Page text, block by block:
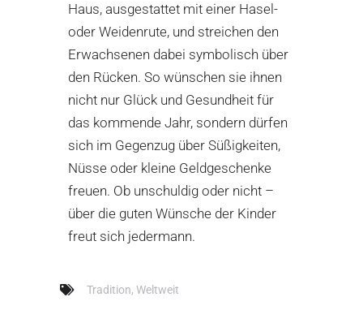
Haus, ausgestattet mit einer Hasel-
oder Weidenrute, und streichen den
Erwachsenen dabei symbolisch über
den Rücken. So wünschen sie ihnen
nicht nur Glück und Gesundheit für
das kommende Jahr, sondern dürfen
sich im Gegenzug über Süßigkeiten,
Nüsse oder kleine Geldgeschenke
freuen. Ob unschuldig oder nicht –
über die guten Wünsche der Kinder
freut sich jedermann.
Tradition, Weltweit